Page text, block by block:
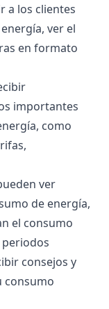
a los clientes
ver el
en formato
importantes
como
ver
de energía,
el consumo
consejos y
consumo